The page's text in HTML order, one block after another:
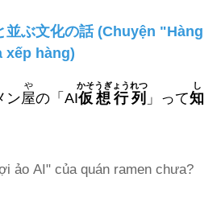
並ぶ文化の話 (Chuyện "Hàng
xếp hàng)
ン屋
や
の「AI仮想行列
かそうぎょうれつ
」って知
し
ảo AI" của quán ramen chưa?